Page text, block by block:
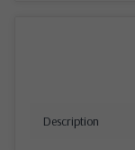
Description